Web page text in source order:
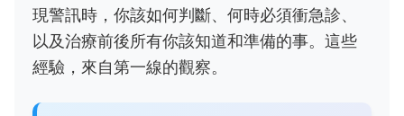
現警訊時，你該如何判斷、何時必須衝急診、
以及治療前後所有你該知道和準備的事。這些
經驗，來自第一線的觀察。